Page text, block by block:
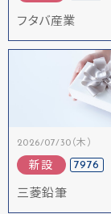
フタバ産業
2026/07/30（木）
新設 7976
三菱鉛筆